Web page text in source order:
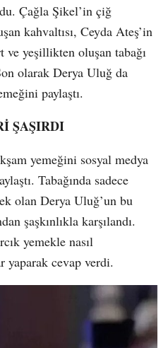
Çağla Şikel’in çiğ
kahvaltısı, Ceyda Ateş’in
ve yeşillikten oluşan tabağı
olarak Derya Uluğ da
paylaştı.
ŞAŞIRDI
yemeğini sosyal medya
Tabağında sadece
olan Derya Uluğ’un bu
şaşkınlıkla karşılandı.
yemekle nasıl
yaparak cevap verdi.